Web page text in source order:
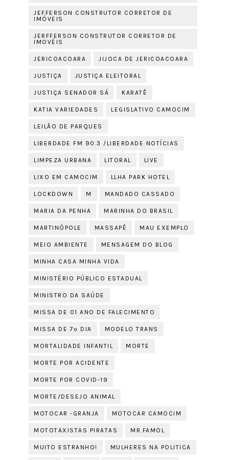
JEFFERSON CONSTRUTOR CORRETOR DE
IMÓVEIS
JERFFERSON CONSTRUTOR CORRETOR DE
IMOVÉIS
JERICOACOARA JIJOCA DE JERICOACOARA
JUSTIÇA JUSTIÇA ELEITORAL
JUSTIÇA SENADOR SÁ KARATÊ
KATIA VARIEDADES LEGISLATIVO CAMOCIM
LEILÃO DE PARQUES
LIBERDADE FM 90.3 /LIBERDADE NOTÍCIAS
LIMPEZA URBANA LITORAL LIVE
LIXO EM CAMOCIM LLHA PARK HOTEL
LOCKDOWN M MANDADO CASSADO
MARIA DA PENHA MARINHA DO BRASIL
MARTINÓPOLE MASSAPÊ MAU EXEMPLO
MEIO AMBIENTE MENSAGEM DO BLOG
MINHA CASA MINHA VIDA
MINISTÉRIO PÚBLICO ESTADUAL
MINISTRO DA SAÚDE
MISSA DE 01 ANO DE FALECIMENTO
MISSA DE 7º DIA MODELO TRANS
MORTALIDADE INFANTIL MORTE
MORTE POR ACIDENTE
MORTE POR COVID-19
MORTE/DESEJO ANIMAL
MOTOCAR -GRANJA MOTOCAR CAMOCIM
MOTOTAXISTAS PIRATAS MR.FAMOL
MUITO ESTRANHO! MULHERES NA POLITICA